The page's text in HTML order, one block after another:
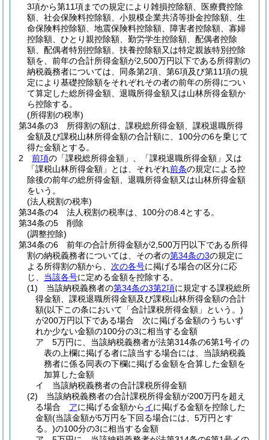
3項から第11項までの規定により雑損控除額、医療費控除
額、社会保険料控除額、小規模企業共済等掛金控除額、生
命保険料控除額、地震保険料控除額、障害者控除額、寡婦
控除額、ひとり親控除額、勤労学生控除額、配偶者控除
額、配偶者特別控除額、扶養控除額又は特定親族特別控除
額を、前年の合計所得金額が2,500万円以下である所得割の
納税義務者については、同条第2項、第6項及び第11項の規
定により基礎控除額をそれぞれその者の前年の所得につい
て算定した総所得金額、退職所得金額又は山林所得金額か
ら控除する。
(所得割の税率)
第34条の3
所得割の額は、課税総所得金額、課税退職所得
金額及び課税山林所得金額の合計額に、100分の6を乗じて
得た金額とする。
2
前項の「課税総所得金額」、「課税退職所得金額」又は
「課税山林所得金額」とは、それぞれ前条の規定による控
除後の前年の総所得金額、退職所得金額又は山林所得金額
をいう。
(法人税割の税率)
第34条の4
法人税割の税率は、100分の8.4とする。
第34条の5
削除
(調整控除)
第34条の6
前年の合計所得金額が2,500万円以下である所得
割の納税義務者については、その者の第34条の3の規定に
よる所得割の額から、 次の各号に掲げる場合の区分に応
じ、 当該各号に定める金額を控除する。
(1)
当該納税義務者の第34条の3第2項に規定する課税総所
得金額、課税退職所得金額及び課税山林所得金額の合計
額(以下この条において「合計課税所得金額」という。)
が200万円以下である場合 次に掲げる金額のうちいず
れか少ない金額の100分の3に相当する金額
ア
5万円に、当該納税義務者が法第314条の6第1号イの
表の上欄に掲げる者に該当する場合には、当該納税義
務者に係る同表の下欄に掲げる金額を合算した金額を
加算した金額
イ
当該納税義務者の合計課税所得金額
(2)
当該納税義務者の合計課税所得金額が200万円を超え
る場合 アに掲げる金額からイに掲げる金額を控除した
金額(当該金額が5万円を下回る場合には、5万円とす
る。)の100分の3に相当する金額